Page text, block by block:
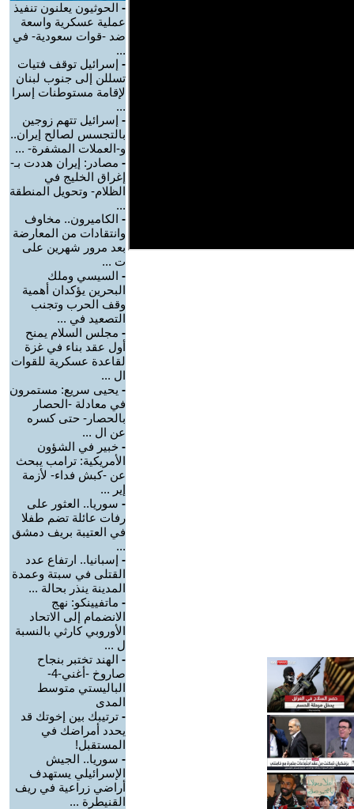
- الحوثيون يعلنون تنفيذ
عملية عسكرية واسعة
ضد -قوات سعودية- في
...
- إسرائيل توقف فتيات
تسللن إلى جنوب لبنان
لإقامة مستوطنات إسرا
...
- إسرائيل تتهم زوجين
بالتجسس لصالح إيران..
و-العملات المشفرة- ...
- مصادر: إيران هددت بـ-
إغراق الخليج في
الظلام- وتحويل المنطقة
...
- الكاميرون.. مخاوف
وانتقادات من المعارضة
بعد مرور شهرين على
ت ...
- السيسي وملك
البحرين يؤكدان أهمية
وقف الحرب وتجنب
التصعيد في ...
- مجلس السلام يمنح
أول عقد بناء في غزة
لقاعدة عسكرية للقوات
ال ...
- يحيى سريع: مستمرون
في معادلة -الحصار
بالحصار- حتى كسره
عن ال ...
- خبير في الشؤون
الأمريكية: ترامب يبحث
عن -كبش فداء- لأزمة
إير ...
- سوريا.. العثور على
رفات عائلة تضم طفلا
في العتيبة بريف دمشق
...
- إسبانيا.. ارتفاع عدد
القتلى في سبتة وعمدة
المدينة ينذر بحالة ...
- ماتفيينكو: نهج
الانضمام إلى الاتحاد
الأوروبي كارثي بالنسبة
ل ...
- الهند تختبر بنجاح
صاروخ -أغني-4-
الباليستي متوسط
المدى
- ترتيبك بين إخوتك قد
يحدد أمراضك في
المستقبل!
- سوريا.. الجيش
الإسرائيلي يستهدف
أراضي زراعية في ريف
القنيطرة ...